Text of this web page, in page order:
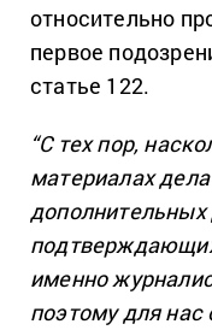
относительно
первое
статье 122.
“С тех пор,
материалах
дополнительных
именно
поэтому для нас